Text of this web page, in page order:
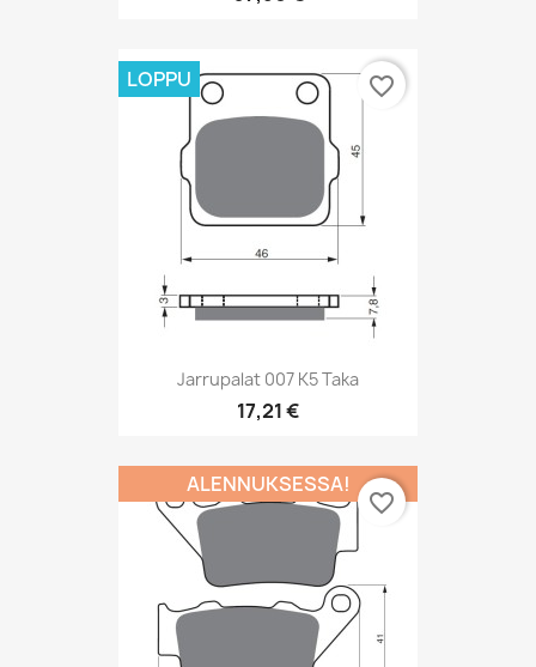
Jarrupalat 007 K5 Taka
17,21 €
LOPPU favorite_border
ALENNUKSESSA!
favorite_border